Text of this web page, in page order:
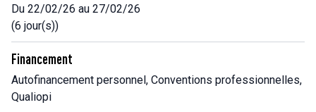
Du 22/02/26 au 27/02/26
(6 jour(s))
Financement
Autofinancement personnel, Conventions professionnelles,
Qualiopi